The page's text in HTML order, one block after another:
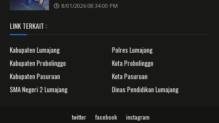
8/01/2026 08:34:00 PM
LINK TERKAIT :
Kabupaten Lumajang
Polres Lumajang
Kabupaten Probolinggo
Kota Probolinggo
Kabupaten Pasuruan
Kota Pasuruan
SMA Negeri 2 Lumajang
Dinas Pendidikan Lumajang
twitter facebook instagram